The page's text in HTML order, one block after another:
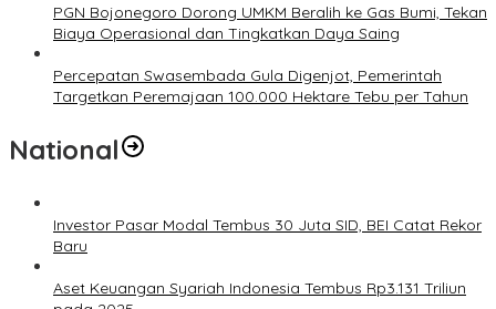
PGN Bojonegoro Dorong UMKM Beralih ke Gas Bumi, Tekan
Biaya Operasional dan Tingkatkan Daya Saing
Percepatan Swasembada Gula Digenjot, Pemerintah
Targetkan Peremajaan 100.000 Hektare Tebu per Tahun
National
Investor Pasar Modal Tembus 30 Juta SID, BEI Catat Rekor
Baru
Aset Keuangan Syariah Indonesia Tembus Rp3.131 Triliun